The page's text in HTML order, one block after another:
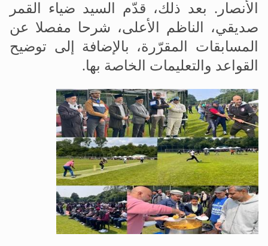
الأنصار. بعد ذلك، قدّم السيد ضياء القمر
صديقي، الناظم الأعلى، شرحا مفصلا عن
المسابقات المقرّرة، بالإضافة إلى توضيح
القواعد والتعليمات الخاصة بها.